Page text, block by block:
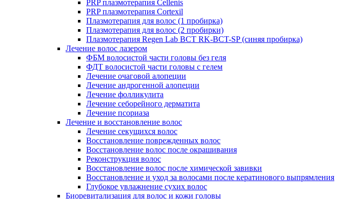
PRP плазмотерапия Cellenis
PRP плазмотерапия Cortexil
Плазмотерапия для волос (1 пробирка)
Плазмотерапия для волос (2 пробирки)
Плазмотерапия Regen Lab BCT RK-BCT-SP (синяя пробирка)
Лечение волос лазером
ФБМ волосистой части головы без геля
ФДТ волосистой части головы с гелем
Лечение очаговой алопеции
Лечение андрогенной алопеции
Лечение фолликулита
Лечение себорейного дерматита
Лечение псориаза
Лечение и восстановление волос
Лечение секущихся волос
Восстановление поврежденных волос
Восстановление волос после окрашивания
Реконструкция волос
Восстановление волос после химической завивки
Восстановление и уход за волосами после кератинового выпрямления
Глубокое увлажнение сухих волос
Биоревитализация для волос и кожи головы